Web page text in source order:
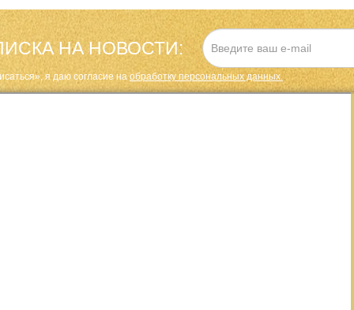
НА НОВОСТИ:
я даю cогласие наобработку персональных данных.